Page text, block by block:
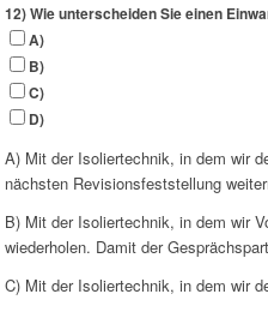
12) Wie unterscheiden Sie einen
A)
B)
C)
D)
A) Mit der Isoliertechnik, in dem wir
nächsten Revisionsfeststellung
B) Mit der Isoliertechnik, in dem wir
wiederholen. Damit der
C) Mit der Isoliertechnik, in dem wir